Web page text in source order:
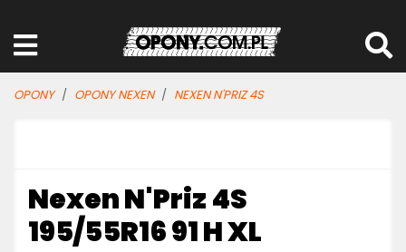
OPONY OPONY NEXEN NEXEN N'PRIZ 4S
Nexen N'Priz 4S
195/55R16 91 H XL